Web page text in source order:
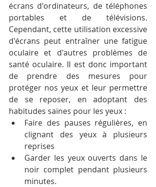
écrans d'ordinateurs, de téléphones
portables et de télévisions.
Cependant, cette utilisation excessive
d'écrans peut entraîner une fatigue
oculaire et d'autres problèmes de
santé oculaire. Il est donc important
de prendre des mesures pour
protéger nos yeux et leur permettre
de se reposer, en adoptant des
habitudes saines pour les yeux :
Faire des pauses régulières, en
clignant des yeux à plusieurs
reprises
Garder les yeux ouverts dans le
noir complet pendant plusieurs
minutes.